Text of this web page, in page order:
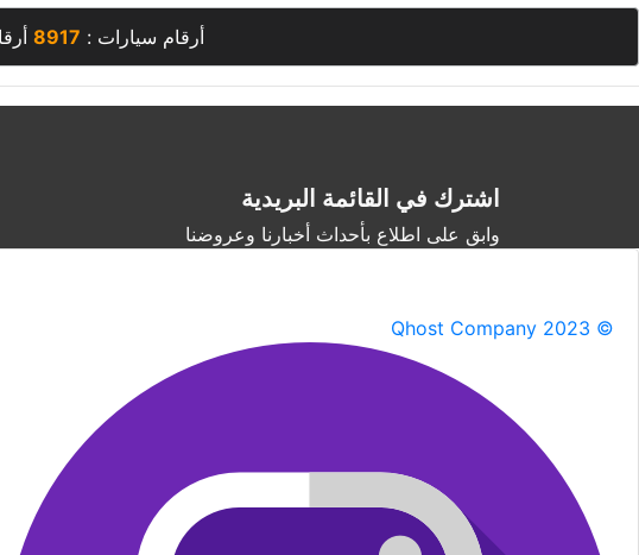
أرقام سيارات : 8917
اشترك في القائمة البريدية
وابق على اطلاع بأحداث أخبارنا وعروضنا
Qhost Company 2023 ©